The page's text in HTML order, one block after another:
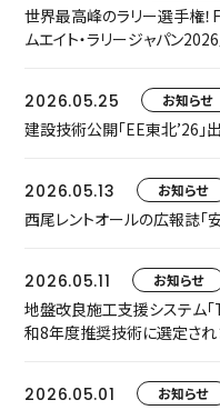
世界最高峰のラリー選手権！
ムエイト・ラリージャパン
2026.05.25
お知らせ
建設技術公開「EE東北’26」
2026.05.13 お知らせ
西尾レントオールの広報誌「
2026.05.11 お知らせ
地盤改良施工支援システム
和8年度推奨技術に選定さ
2026.05.01
お知らせ